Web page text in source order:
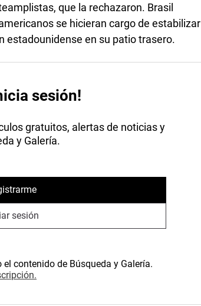
que la rechazaron. Brasil
se hicieran cargo de estabilizar
estadounidense en su patio trasero.
sesión!
gratuitos, alertas de noticias y
y Galería.
sesión
contenido de Búsqueda y Galería.